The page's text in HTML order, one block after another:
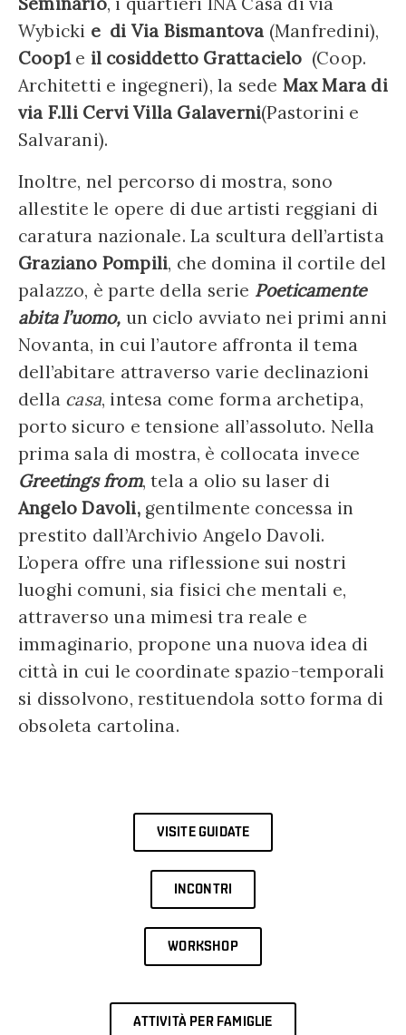
Wybicki e di Via Bismantova (Manfredini),
Coop1e il cosiddetto Grattacielo (Coop.
Architetti e ingegneri), la sede Max Mara di
via F.lli Cervi Villa Galaverni(Pastorini e
Salvarani).
Inoltre, nel percorso di mostra, sono
allestite le opere di due artisti reggiani di
caratura nazionale. La scultura dell’artista
Graziano Pompili, che domina il cortile del
palazzo, è parte della serie Poeticamente
abita l’uomo, un ciclo avviato nei primi anni
Novanta, in cui l’autore affronta il tema
dell’abitare attraverso varie declinazioni
della casa, intesa come forma archetipa,
porto sicuro e tensione all’assoluto. Nella
prima sala di mostra, è collocata invece
Greetings from, tela a olio su laser di
Angelo Davoli, gentilmente concessa in
prestito dall’Archivio Angelo Davoli.
L’opera offre una riflessione sui nostri
luoghi comuni, sia fisici che mentali e,
attraverso una mimesi tra reale e
immaginario, propone una nuova idea di
città in cui le coordinate spazio-temporali
si dissolvono, restituendola sotto forma di
obsoleta cartolina.
VISITE GUIDATE
INCONTRI
WORKSHOP
ATTIVITÀ PER FAMIGLIE